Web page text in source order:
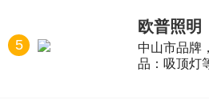
5
欧普照明
中山市品牌
品：吸顶灯